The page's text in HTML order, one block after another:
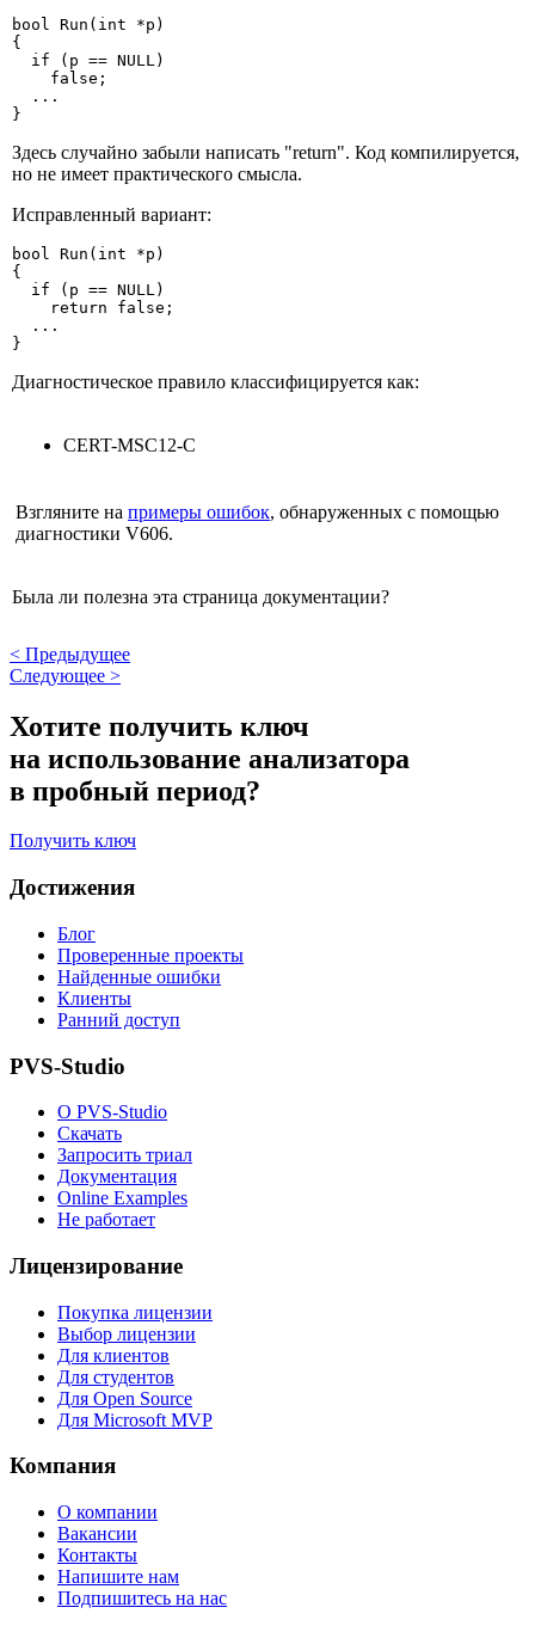
bool Run(int *p)
{
  if (p == NULL)
    false;
  ...
}
Здесь случайно забыли написать "return". Код компилируется,
но не имеет практического смысла.
Исправленный вариант:
bool Run(int *p)
{
  if (p == NULL)
    return false;
  ...
}
Диагностическое правило классифицируется как:
CERT-MSC12-C
Взгляните на примеры ошибок, обнаруженных с помощью
диагностики V606.
Была ли полезна эта страница документации?
< Предыдущее
Следующее >
Хотите получить ключ
на использование анализатора
в пробный период?
Получить ключ
Достижения
Блог
Проверенные проекты
Найденные ошибки
Клиенты
Ранний доступ
PVS-Studio
О PVS-Studio
Скачать
Запросить триал
Документация
Online Examples
Не работает
Лицензирование
Покупка лицензии
Выбор лицензии
Для клиентов
Для студентов
Для Open Source
Для Microsoft MVP
Компания
О компании
Вакансии
Контакты
Напишите нам
Подпишитесь на нас